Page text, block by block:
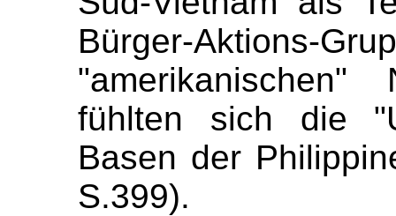
Bürger-
fühlten sich die
Basen der
S.399).